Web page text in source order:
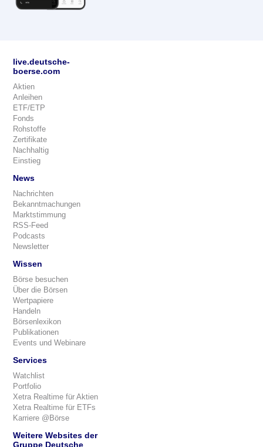
live.deutsche-
boerse.com
Aktien
Anleihen
ETF/ETP
Fonds
Rohstoffe
Zertifikate
Nachhaltig
Einstieg
News
Nachrichten
Bekanntmachungen
Marktstimmung
RSS-Feed
Podcasts
Newsletter
Wissen
Börse besuchen
Über die Börsen
Wertpapiere
Handeln
Börsenlexikon
Publikationen
Events und Webinare
Services
Watchlist
Portfolio
Xetra Realtime für Aktien
Xetra Realtime für ETFs
Karriere @Börse
Weitere Websites der
Gruppe Deutsche